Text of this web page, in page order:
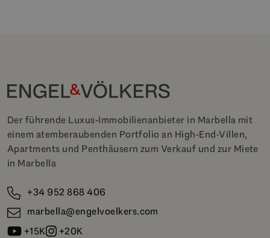
Der führende Luxus-Immobilienanbieter in Marbella mit
einem atemberaubenden Portfolio an High-End-Villen,
Apartments und Penthäusern zum Verkauf und zur Miete
in Marbella
+34 952 868 406
marbella@engelvoelkers.com
+15K
+20K